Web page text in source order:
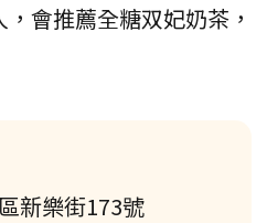
會推薦全糖双妃奶茶，
新樂街173號